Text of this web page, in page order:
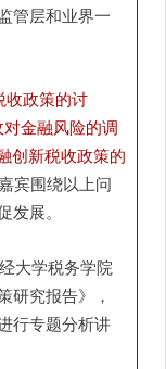
管层和业界一
收政策的讨
金融风险的调
创新税收政策的
宾围绕以上问
发展。
大学税务学院
研究报告》，
行专题分析讲